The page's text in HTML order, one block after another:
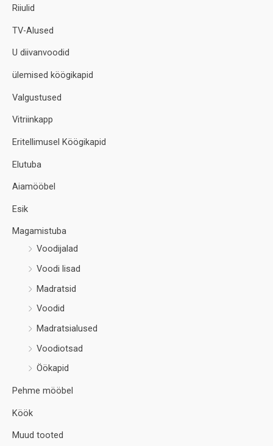
Riiulid
TV-Alused
U diivanvoodid
ülemised köögikapid
Valgustused
Vitriinkapp
Eritellimusel Köögikapid
Elutuba
Aiamööbel
Esik
Magamistuba
Voodijalad
Voodi lisad
Madratsid
Voodid
Madratsialused
Voodiotsad
Öökapid
Pehme mööbel
Köök
Muud tooted